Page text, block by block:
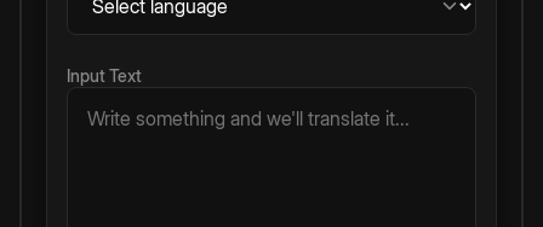
Input Text